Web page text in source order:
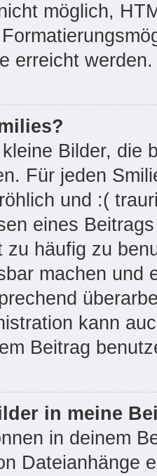
möglich,
erreicht werden.
Bilder, die
Für jeden
und :(
eines
zu häufig zu
machen und
kann
Beitrag
in meine
in deinem
Dateianhänge